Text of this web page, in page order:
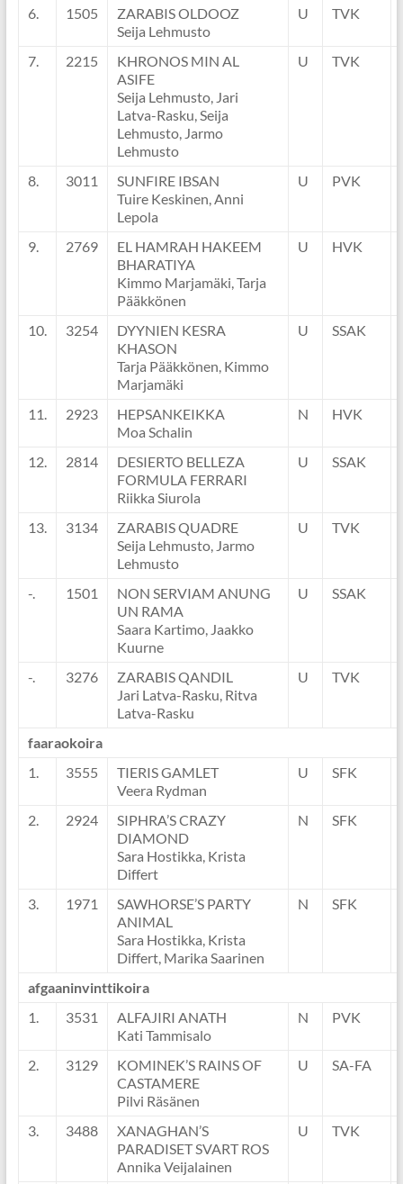
6. 1505
ZARABIS OLDOOZ
Seija Lehmusto
U TVK
7. 2215
KHRONOS MIN AL
ASIFE
Seija Lehmusto, Jari
Latva-Rasku, Seija
Lehmusto, Jarmo
Lehmusto
U TVK
8. 3011
SUNFIRE IBSAN
Tuire Keskinen, Anni
Lepola
U PVK
9. 2769
EL HAMRAH HAKEEM
BHARATIYA
Kimmo Marjamäki, Tarja
Pääkkönen
U HVK
10. 3254
DYYNIEN KESRA
KHASON
Tarja Pääkkönen, Kimmo
Marjamäki
U SSAK
11. 2923
HEPSANKEIKKA
Moa Schalin
N HVK
12. 2814
DESIERTO BELLEZA
FORMULA FERRARI
Riikka Siurola
U SSAK
13. 3134
ZARABIS QUADRE
Seija Lehmusto, Jarmo
Lehmusto
U TVK
-. 1501
NON SERVIAM ANUNG
UN RAMA
Saara Kartimo, Jaakko
Kuurne
U SSAK
-. 3276
ZARABIS QANDIL
Jari Latva-Rasku, Ritva
Latva-Rasku
U TVK
faaraokoira
1.
3555
TIERIS GAMLET
Veera Rydman
U SFK
2. 2924
SIPHRA’S CRAZY
DIAMOND
Sara Hostikka, Krista
Differt
N SFK
3. 1971
SAWHORSE’S PARTY
ANIMAL
Sara Hostikka, Krista
Differt, Marika Saarinen
N SFK
afgaaninvinttikoira
1.
3531
ALFAJIRI ANATH
Kati Tammisalo
N PVK
2. 3129
KOMINEK’S RAINS OF
CASTAMERE
Pilvi Räsänen
U SA-FA
3. 3488
XANAGHAN’S
PARADISET SVART ROS
Annika Veijalainen
U TVK